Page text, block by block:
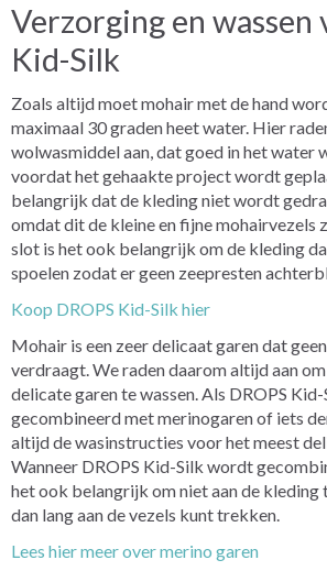
Verzorging en wassen
Kid-Silk
Zoals altijd moet mohair met de hand
maximaal 30 graden heet water. Hier
wolwasmiddel aan, dat goed in het water
voordat het gehaakte project wordt
belangrijk dat de kleding niet wordt
omdat dit de kleine en fijne mohairvezels
slot is het ook belangrijk om de kleding
spoelen zodat er geen zeepresten
Koop DROPS Kid-Silk hier
Mohair is een zeer delicaat garen dat
verdraagt. We raden daarom altijd aan
delicate garen te wassen. Als DROPS
gecombineerd met merinogaren of iets
altijd de wasinstructies voor het meest
Wanneer DROPS Kid-Silk wordt
het ook belangrijk om niet aan de kleding
dan lang aan de vezels kunt trekken.
Lees hier meer over merino garen